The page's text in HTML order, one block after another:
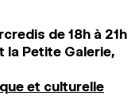
de 18h à 21h
la Petite Galerie,
et culturelle